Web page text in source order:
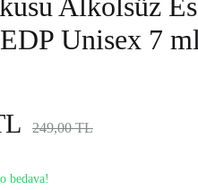
Unisex 7 ml
249,00TL
bedava!